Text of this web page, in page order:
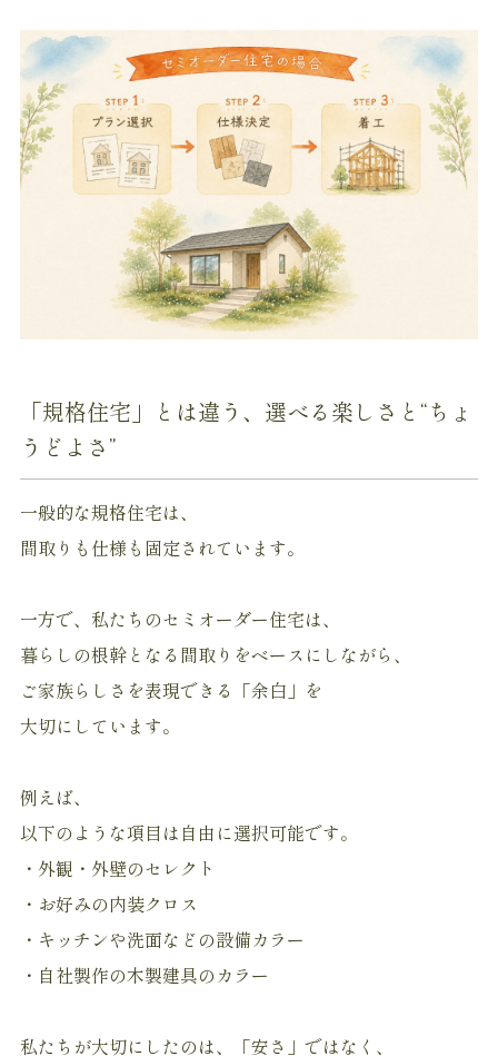
「規格住宅」とは違う、選べる楽しさと“ちょ
うどよさ”
一般的な規格住宅は、
間取りも仕様も固定されています。
一方で、私たちのセミオーダー住宅は、
暮らしの根幹となる間取りをベースにしながら、
ご家族らしさを表現できる「余白」を
大切にしています。
例えば、
以下のような項目は自由に選択可能です。
・外観・外壁のセレクト
・お好みの内装クロス
・キッチンや洗面などの設備カラー
・自社製作の木製建具のカラー
私たちが大切にしたのは、「安さ」ではなく、